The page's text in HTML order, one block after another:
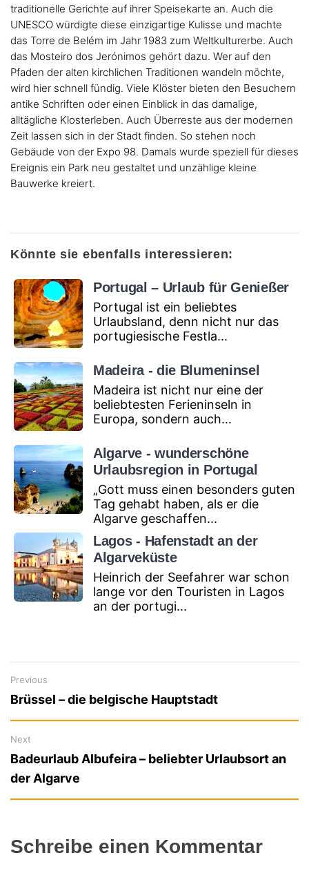
traditionelle Gerichte auf ihrer Speisekarte an. Auch die
UNESCO würdigte diese einzigartige Kulisse und machte
das Torre de Belém im Jahr 1983 zum Weltkulturerbe. Auch
das Mosteiro dos Jerónimos gehört dazu. Wer auf den
Pfaden der alten kirchlichen Traditionen wandeln möchte,
wird hier schnell fündig. Viele Klöster bieten den Besuchern
antike Schriften oder einen Einblick in das damalige,
alltägliche Klosterleben. Auch Überreste aus der modernen
Zeit lassen sich in der Stadt finden. So stehen noch
Gebäude von der Expo 98. Damals wurde speziell für dieses
Ereignis ein Park neu gestaltet und unzählige kleine
Bauwerke kreiert.
Könnte sie ebenfalls interessieren:
Portugal – Urlaub für Genießer
Portugal ist ein beliebtes
Urlaubsland, denn nicht nur das
portugiesische Festla...
Madeira - die Blumeninsel
Madeira ist nicht nur eine der
beliebtesten Ferieninseln in
Europa, sondern auch...
Algarve - wunderschöne
Urlaubsregion in Portugal
„Gott muss einen besonders guten
Tag gehabt haben, als er die
Algarve geschaffen...
Lagos - Hafenstadt an der
Algarveküste
Heinrich der Seefahrer war schon
lange vor den Touristen in Lagos
an der portugi...
Beitragsnavigation
Previous
Previous
Brüssel – die belgische Hauptstadt
Next
Next
post:
Badeurlaub Albufeira – beliebter Urlaubsort an
der Algarve
Schreibe einen Kommentar